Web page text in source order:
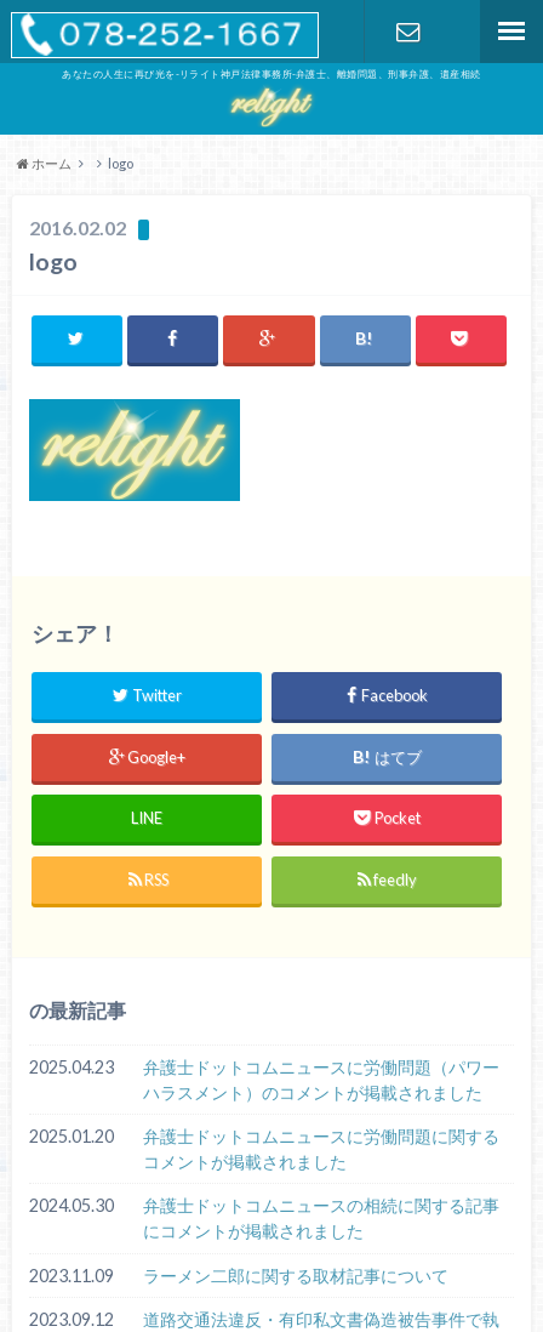
あなたの人生に再び光を-リライト神戸法律事務所-弁護士、離婚問題、刑事弁護、遺産相続
ホーム logo
2016.02.02
logo
シェア！
Twitter Facebook
Google+ はてブ
LINE Pocket
RSS feedly
の最新記事
2025.04.23
弁護士ドットコムニュースに労働問題（パワー
ハラスメント）のコメントが掲載されました
2025.01.20
弁護士ドットコムニュースに労働問題に関する
コメントが掲載されました
2024.05.30
弁護士ドットコムニュースの相続に関する記事
にコメントが掲載されました
2023.11.09 ラーメン二郎に関する取材記事について
2023.09.12
道路交通法違反・有印私文書偽造被告事件で執